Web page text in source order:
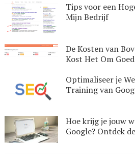
Tips voor een
Mijn Bedrijf
De Kosten van
Kost Het Om
Optimaliseer je
Training van
Hoe krijg je jouw
Google? Ontdek